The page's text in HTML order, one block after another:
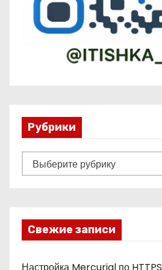
Рубрики
у
к
и
Свежие записи
Настройка Mercurial по HTTPS